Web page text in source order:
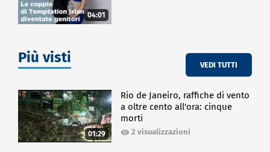
04:01
Più visti VEDI TUTTI
01:29
Rio de Janeiro, raffiche di vento
a oltre cento all'ora: cinque
morti
2 visualizzazioni